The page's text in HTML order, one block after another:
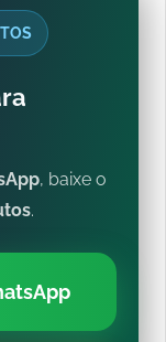
, baixe o
.